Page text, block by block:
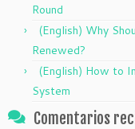
Round
(English) Why
Renewed?
(English) How to
System
Comentarios